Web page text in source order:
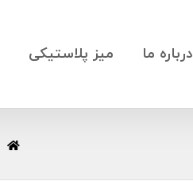
درباره ما میز پلاستیکی